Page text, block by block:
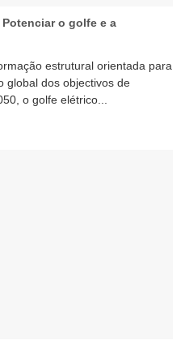
o golfe e a
estrutural orientada para
global dos objectivos de
o golfe elétrico...